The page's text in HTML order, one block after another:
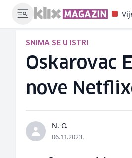
SNIMA SE U ISTRI
Oskarovac
nove
N. O.
06.11.2023.